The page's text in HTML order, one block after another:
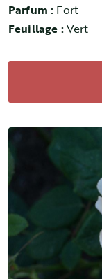
Parfum : Fort
Feuillage :Vert